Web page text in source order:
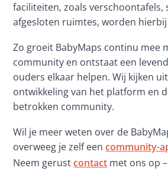
faciliteiten, zoals
afgesloten ruimtes, worden hierbij
Zo groeit BabyMaps continu mee
community en ontstaat een
ouders elkaar helpen. Wij kijken
ontwikkeling van het platform en
betrokken community.
Wil je meer weten over de
overweeg je zelf een community-
Neem gerust contact met ons op